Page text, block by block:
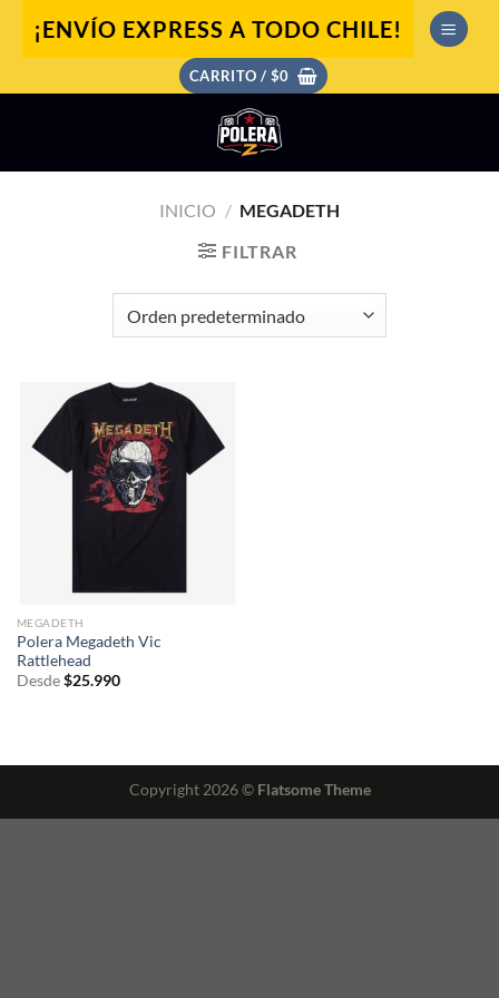
¡ENVÍO EXPRESS A TODO CHILE!
CARRITO / $0
INICIO / MEGADETH
FILTRAR
MEGADETH
Polera Megadeth Vic
Rattlehead
Desde $25.990
Copyright 2026 © Flatsome Theme